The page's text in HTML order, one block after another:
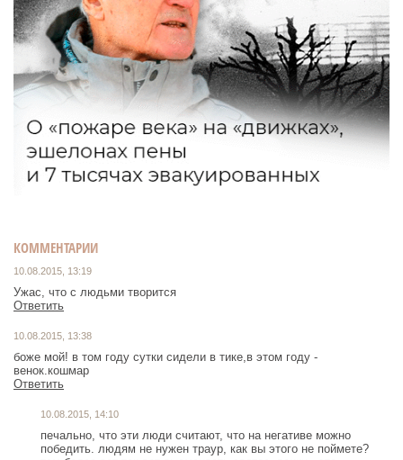
КОММЕНТАРИИ
10.08.2015, 13:19
Ужас, что с людьми творится
Ответить
10.08.2015, 13:38
боже мой! в том году сутки сидели в тике,в этом году -
венок.кошмар
Ответить
10.08.2015, 14:10
печально, что эти люди считают, что на негативе можно
победить. людям не нужен траур, как вы этого не поймете?